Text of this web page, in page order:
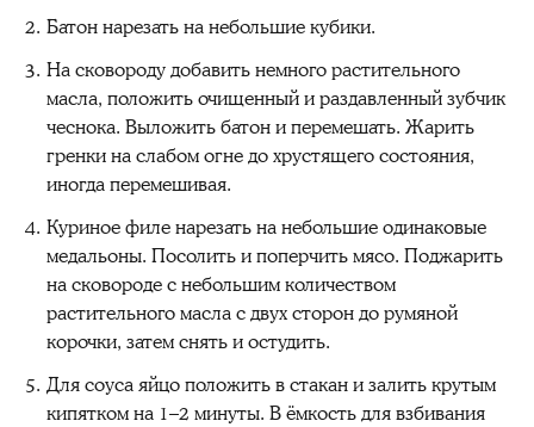
Батон нарезать на небольшие кубики.
На сковороду добавить немного растительного
масла, положить очищенный и раздавленный зубчик
чеснока. Выложить батон и перемешать. Жарить
гренки на слабом огне до хрустящего состояния,
иногда перемешивая.
Куриное филе нарезать на небольшие одинаковые
медальоны. Посолить и поперчить мясо. Поджарить
на сковороде с небольшим количеством
растительного масла с двух сторон до румяной
корочки, затем снять и остудить.
Для соуса яйцо положить в стакан и залить крутым
кипятком на 1–2 минуты. В ёмкость для взбивания